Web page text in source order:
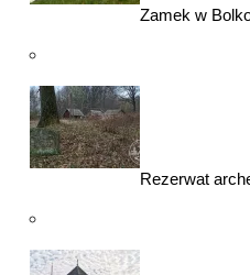
Zamek w
Rezerwat